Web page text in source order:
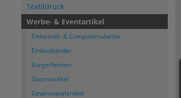
Textildruck
Werbe- & Eventartikel
Elektronik- & Computerzubehör
Einlassbänder
Burgerfahnen
Gastroartikel
Gewinnspielartikel